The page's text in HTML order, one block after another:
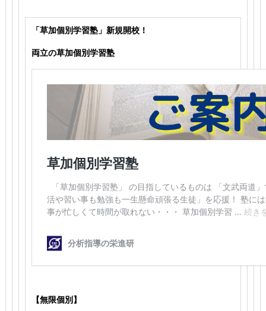
「草加個別学習塾」新規開校！
両立の草加個別学習塾
【無限個別】